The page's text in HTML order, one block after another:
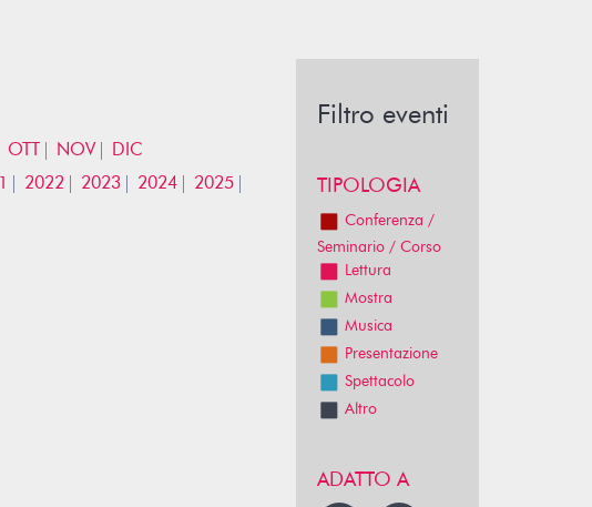
OTT NOV
DIC
2022 2023 2024
2025
Filtro eventi
TIPOLOGIA
Conferenza /
Seminario / Corso
Lettura
Mostra
Musica
Presentazione
Spettacolo
Altro
ADATTO A